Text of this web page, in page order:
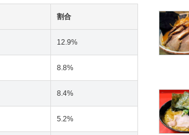
割合
12.9%
8.8%
8.4%
5.2%